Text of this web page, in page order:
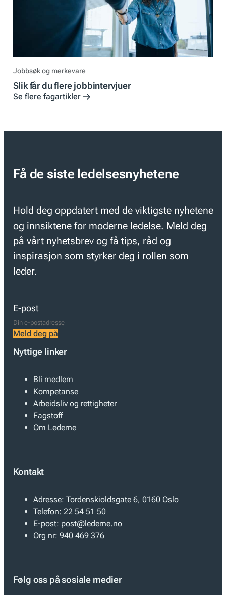
Jobbsøk og merkevare
Slik får du flere jobbintervjuer
Se flere fagartikler
Få de siste ledelsesnyhetene
Hold deg oppdatert med de viktigste nyhetene
og innsiktene for moderne ledelse. Meld deg
på vårt nyhetsbrev og få tips, råd og
inspirasjon som styrker deg i rollen som
leder.
E-post
Meld deg på
Nyttige linker
Bli medlem
Kompetanse
Arbeidsliv og rettigheter
Fagstoff
Om Lederne
Kontakt
Adresse: Tordenskioldsgate 6, 0160 Oslo
Telefon: 22 54 51 50
E-post: post@lederne.no
Org nr: 940 469 376
Følg oss på sosiale medier